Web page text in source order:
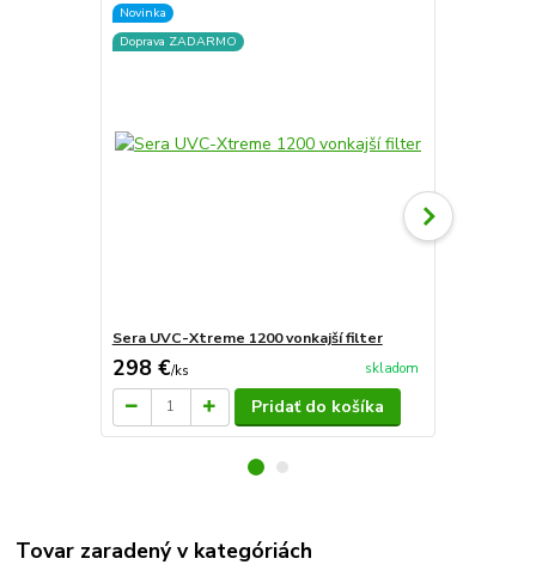
Novinka
Doprava ZADARMO
Sera UVC-Xtreme 1200 vonkajší filter
298 €/ks skladom
Pridať do košíka
Tovar zaradený v kategóriách